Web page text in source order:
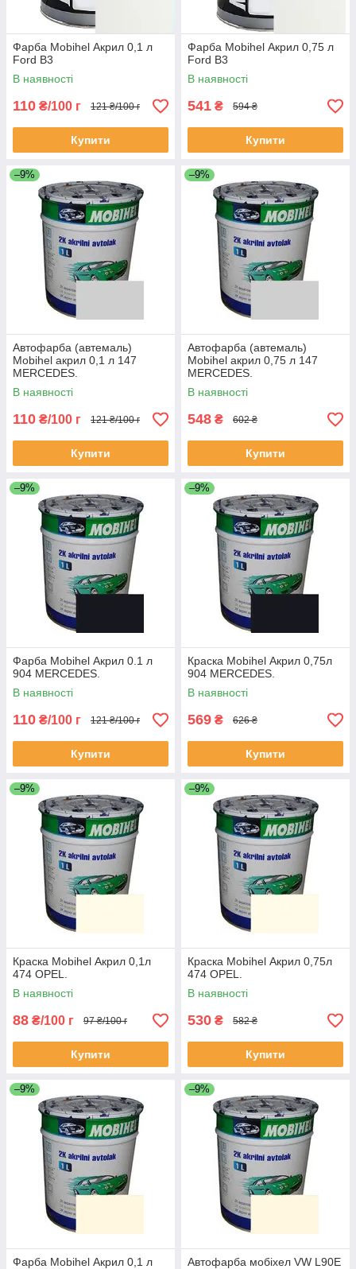
Фарба Mobihel Акрил 0,1 л
Ford B3
В наявності
110 ₴/100 г 121 ₴/100 г
Купити
Фарба Mobihel Акрил 0,75 л
Ford B3
В наявності
541 ₴ 594 ₴
Купити
–9%
Автофарба (автемаль)
Mobihel акрил 0,1 л 147
MERCEDES.
В наявності
110 ₴/100 г 121 ₴/100 г
Купити
–9%
Автофарба (автемаль)
Mobihel акрил 0,75 л 147
MERCEDES.
В наявності
548 ₴ 602 ₴
Купити
–9%
Фарба Mobihel Акрил 0.1 л
904 MERCEDES.
В наявності
110 ₴/100 г 121 ₴/100 г
Купити
–9%
Краска Mobihel Акрил 0,75л
904 MERCEDES.
В наявності
569 ₴ 626 ₴
Купити
–9%
Краска Mobihel Акрил 0,1л
474 OPEL.
В наявності
88 ₴/100 г 97 ₴/100 г
Купити
–9%
Краска Mobihel Акрил 0,75л
474 OPEL.
В наявності
530 ₴ 582 ₴
Купити
–9%
Фарба Mobihel Акрил 0,1 л
–9%
Автофарба мобіхел VW L90E